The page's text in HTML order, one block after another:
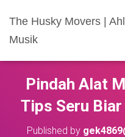
The Husky Movers |
Musik
Pindah Alat
Tips Seru
Published by